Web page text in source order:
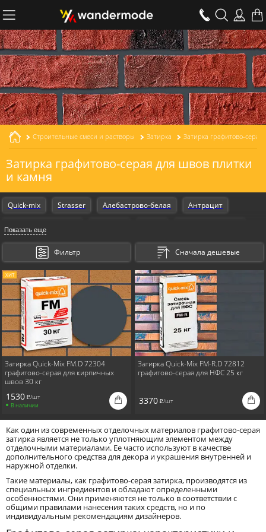
Строительные смеси и растворы Затирка Затирка графитово-серая
Затирка графитово-серая для швов плитки
и камня
Quick-mix Strasser Алебастрово-белая Антрацит
Антрацитово-серая
Графитово-черная Красно-коричневая
Серебристо-серая Серая Стально-серая
Темно-коричневая
Показать еще
Фильтр Сначала дешевые
ХИТ
Затирка Quick-Mix FM.D 72304
графитово-серая для кирпичных
швов 30 кг
1530 i/шт
В наличии
Затирка Quick-Mix FM-R.D 72812
графитово-серая для НФС 25 кг
3370 i/шт
Как один из современных отделочных материалов графитово-серая
затирка является не только уплотняющим элементом между
отделочными материалами. Ее часто используют в качестве
дополнительного средства для декора и украшения внутренней и
наружной отделки.
Такие материалы, как графитово-серая затирка, производятся из
специальных ингредиентов и обладают определенными
особенностями. Они применяются не только в соответствии с
общими правилами нанесения таких средств, но и по
индивидуальным рекомендациям дизайнеров.